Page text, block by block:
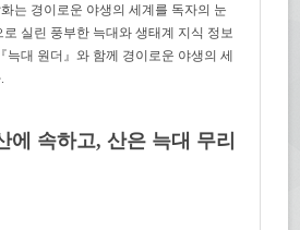
는 경이로운 야생의 세계를 독자의 눈
실린 풍부한 늑대와 생태계 지식 정보
늑대 원더』와 함께 경이로운 야생의 세
에 속하고, 산은 늑대 무리